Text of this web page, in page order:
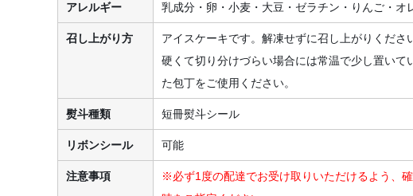
アレルギー 乳成分・卵・小麦・大豆・ゼラチン・りんご・オ
召し上がり方
アイスケーキです。解凍せずに召し上がりくださ
硬くて切り分けづらい場合には常温で少し置いて
た包丁をご使用ください。
熨斗種類 短冊熨斗シール
リボンシール 可能
注意事項
※必ず1度の配達でお受け取りいただけるよう、